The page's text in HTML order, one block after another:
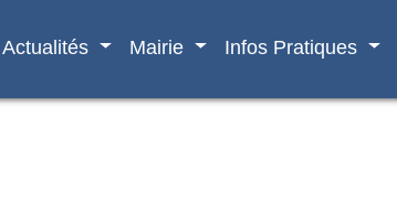
Actualités Mairie Infos Pratiques